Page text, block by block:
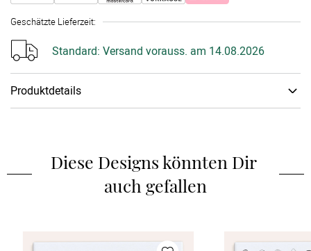
Geschätzte Lieferzeit:
Standard: Versand vorauss. am 14.08.2026
Produktdetails
Diese Designs könnten Dir
auch gefallen